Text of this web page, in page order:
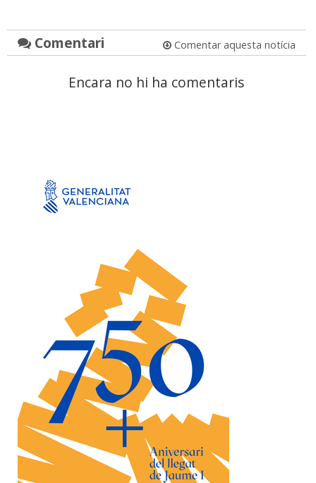
Comentari Comentar aquesta notícia
Encara no hi ha comentaris